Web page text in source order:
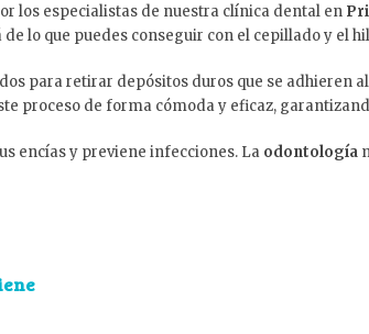
los especialistas de nuestra clínica dental en
lo que puedes conseguir con el cepillado y el
para retirar depósitos duros que se adhieren
proceso de forma cómoda y eficaz,
encías y previene infecciones. La odontología